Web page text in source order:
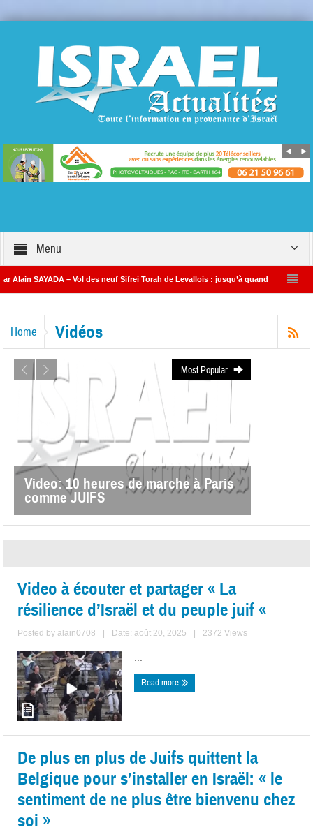
Menu
– Vol des neuf Sifrei Torah de Levallois : jusqu’à quand le silence ? Que
Home Vidéos
Most Popular
Video: 10 heures de marche à Paris
comme JUIFS
Video à écouter et partager « La
résilience d’Israël et du peuple juif «
Posted byalain0708 Date: août 20, 2025 2372 Views
Read more
De plus en plus de Juifs quittent la
Belgique pour s’installer en Israël: « le
sentiment de ne plus être bienvenu chez
soi »